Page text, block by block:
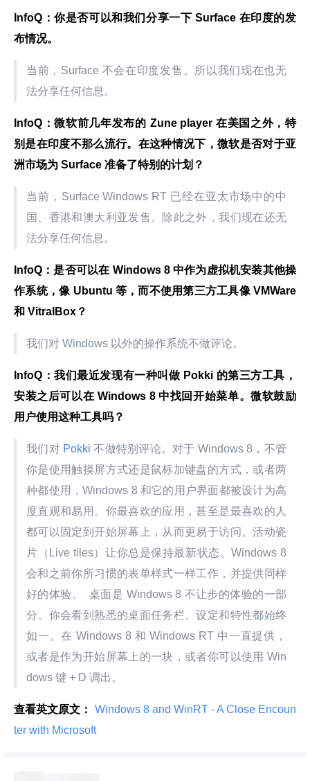
InfoQ：你是否可以和我们分享一下 Surface 在印度的发
布情况。
当前，Surface 不会在印度发售。所以我们现在也无
法分享任何信息。
InfoQ：微软前几年发布的 Zune player 在美国之外，特
别是在印度不那么流行。在这种情况下，微软是否对于亚
洲市场为 Surface 准备了特别的计划？
当前，Surface Windows RT 已经在亚太市场中的中
国、香港和澳大利亚发售。除此之外，我们现在还无
法分享任何信息。
InfoQ：是否可以在 Windows 8 中作为虚拟机安装其他操
作系统，像 Ubuntu 等，而不使用第三方工具像 VMWare
和 VitralBox？
我们对 Windows 以外的操作系统不做评论。
InfoQ：我们最近发现有一种叫做 Pokki 的第三方工具，
安装之后可以在 Windows 8 中找回开始菜单。微软鼓励
用户使用这种工具吗？
我们对 Pokki 不做特别评论。对于 Windows 8，不管
你是使用触摸屏方式还是鼠标加键盘的方式，或者两
种都使用，Windows 8 和它的用户界面都被设计为高
度直观和易用。你最喜欢的应用，甚至是最喜欢的人
都可以固定到开始屏幕上，从而更易于访问。活动瓷
片（Live tiles）让你总是保持最新状态。Windows 8
会和之前你所习惯的表单样式一样工作，并提供同样
好的体验。  桌面是 Windows 8 不让步的体验的一部
分。你会看到熟悉的桌面任务栏、设定和特性都始终
如一。在 Windows 8 和 Windows RT 中一直提供，
或者是作为开始屏幕上的一块，或者你可以使用 Win
dows 键 + D 调出。
查看英文原文：
Windows 8 and WinRT - A Close Encoun
ter with Microsoft